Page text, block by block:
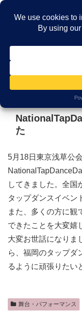
た
5月18日東京浅草公
してきました。全国
タップダンスイベン
また、多くの方に観
できたことを大変嬉
大変お世話になりま
ら、福岡のタップダ
るように頑張りたい
舞台・パフォーマンス
メニュー